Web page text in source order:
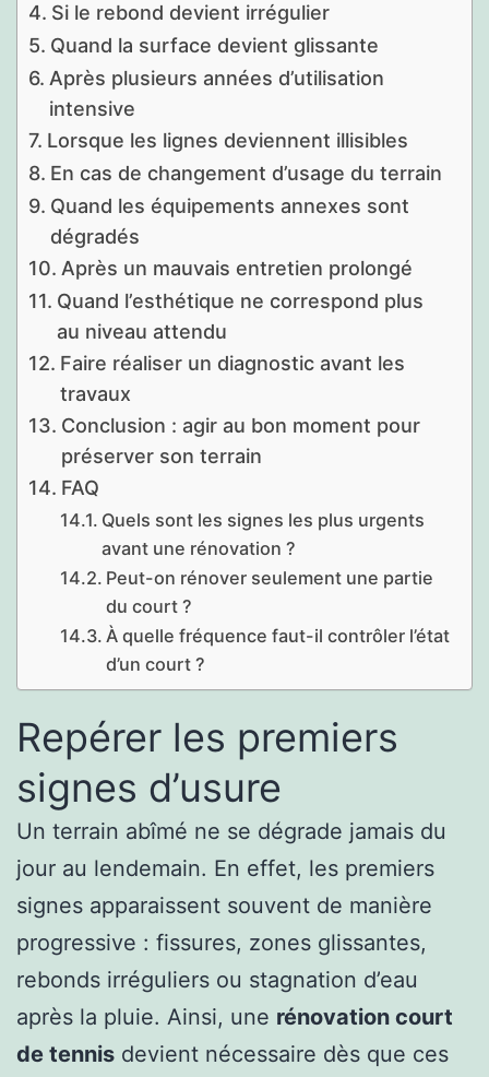
Si le rebond devient irrégulier
Quand la surface devient glissante
Après plusieurs années d’utilisation
intensive
Lorsque les lignes deviennent illisibles
En cas de changement d’usage du terrain
Quand les équipements annexes sont
dégradés
Après un mauvais entretien prolongé
Quand l’esthétique ne correspond plus
au niveau attendu
Faire réaliser un diagnostic avant les
travaux
Conclusion : agir au bon moment pour
préserver son terrain
FAQ
Quels sont les signes les plus urgents
avant une rénovation ?
Peut-on rénover seulement une partie
du court ?
À quelle fréquence faut-il contrôler l’état
d’un court ?
Repérer les premiers
signes d’usure
Un terrain abîmé ne se dégrade jamais du
jour au lendemain. En effet, les premiers
signes apparaissent souvent de manière
progressive : fissures, zones glissantes,
rebonds irréguliers ou stagnation d’eau
après la pluie. Ainsi, une rénovation court
de tennis devient nécessaire dès que ces